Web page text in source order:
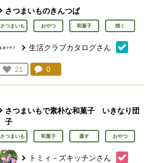
さつまいものきんつば
さつまいも おやつ 和菓子 焼く
生活クラブカタログさん
お気に入り登録：
21
人が登録
コメント：
0
さつまいもで素朴な和菓子 いきなり団
子
さつまいも 和菓子 蒸す おやつ
トミィ－ズキッチンさん